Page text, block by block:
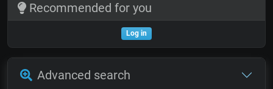
Recommended for you
Log in
Advanced search